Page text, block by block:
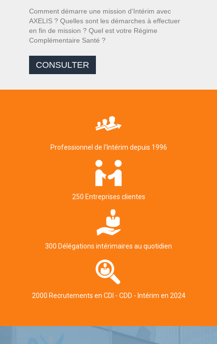
Comment démarre une mission d’Intérim avec
AXELIS ? Quelles sont les démarches à effectuer
en fin de mission ? Quel est votre Régime
Complémentaire Santé ?
CONSULTER
Professionnel de l'Intérim depuis 1996
250 Entreprises clientes
300 Délégations intérimaires au quotidien
2000 Recrutements en CDI - CDD - Intérim en 2024